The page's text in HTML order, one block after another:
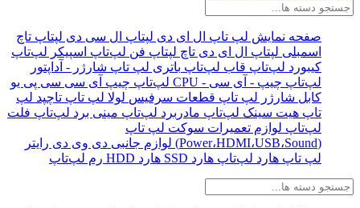
صفحه نمایش لپ‌ تاپ ال ای دی لپتاپ ال سی دی لپتاپ تاچ
اسمبلی لپتاپ ال ای دی تاچ لپتاپ فن لپ‌تاپ اسپیکر لپ‌تاپ
کیبورد لپ‌تاپ قاب لپ‌تاپ باتری لپ‌ تاپ شارژر - آداپتور
لپ‌تاپ چیپ - آی سی - CPU لپ‌تاپ چیپ آی سی سی پی یو
کابل شارژر لپ تاپ قطعات سرفیس لولا لپ‌ تاپ تاچپد لپ
تاپ هیت سینک لپ‌تاپ مادربرد لپ‌تاپ مینی برد لپ‌تاپ فلت
لپ‌تاپ لوازم تعمیرات سوکت لپ تاپ
(Power،HDMI،USB،Sound)
لوازم جانبی دی وی دی رایتر
لپ‌ تاپ هارد لپ‌تاپ هارد SSD هارد HDD رم لپ‌تاپ